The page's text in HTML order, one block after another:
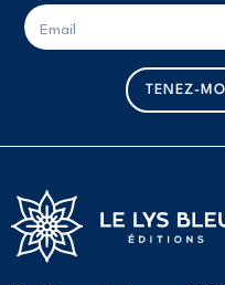
E
-
m
TENEZ-